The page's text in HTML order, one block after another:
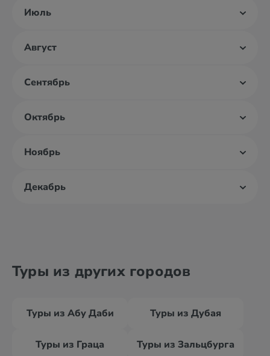
Июль
Август
Сентябрь
Октябрь
Ноябрь
Декабрь
Туры из других городов
Туры из Абу Даби Туры из Дубая
Туры из Граца Туры из Зальцбурга